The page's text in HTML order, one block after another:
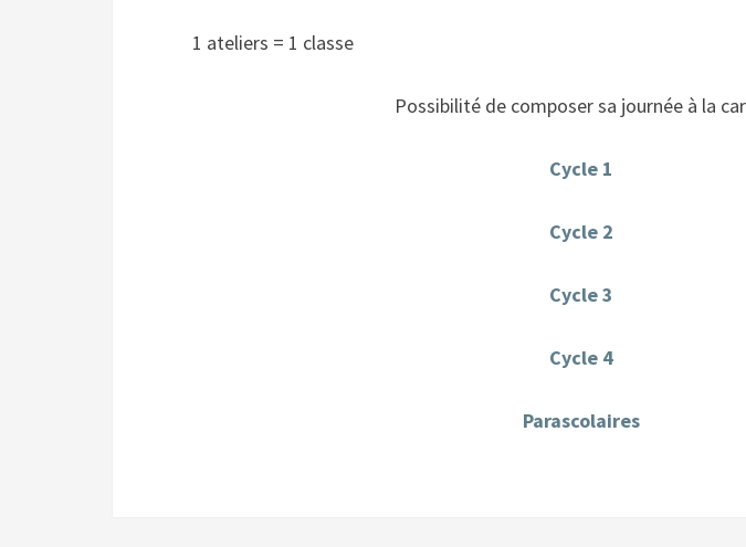
1 ateliers = 1 classe
Possibilité de composer sa journée à la
Cycle 1
Cycle 2
Cycle 3
Cycle 4
Parascolaires